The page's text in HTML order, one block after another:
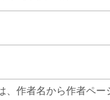
、作者名から作者ペー